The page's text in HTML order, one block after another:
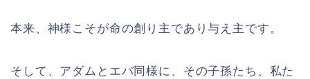
本来、神様こそが命の創り主であり与え主です。
そして、アダムとエバ同様に、その子孫たち、私た